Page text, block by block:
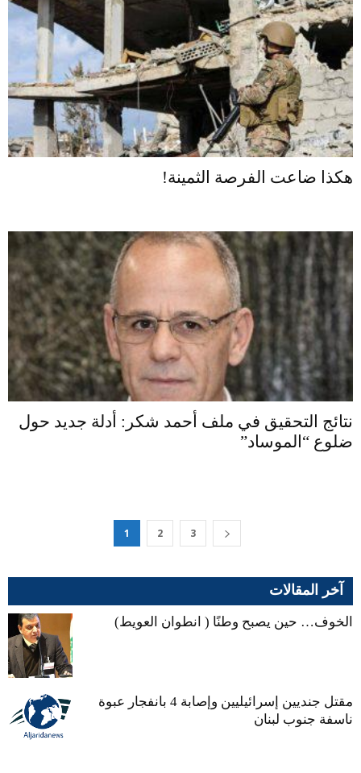
هكذا ضاعت الفرصة الثمينة!
نتائج التحقيق في ملف أحمد شكر: أدلة جديد حول
ضلوع “الموساد”
1 2 3
آخر المقالات
الخوف… حين يصبح وطنًا ( انطوان العويط)
مقتل جنديين إسرائيليين وإصابة 4 بانفجار عبوة
ناسفة جنوب لبنان